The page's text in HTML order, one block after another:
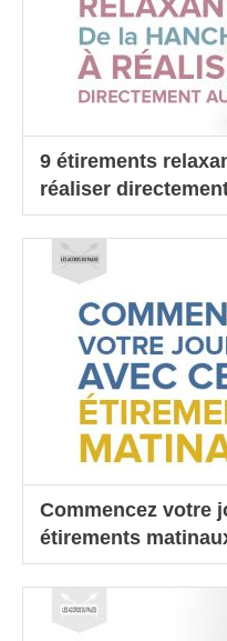
9 étirements
réaliser
Commencez votre
étirements